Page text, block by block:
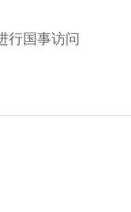
国事访问